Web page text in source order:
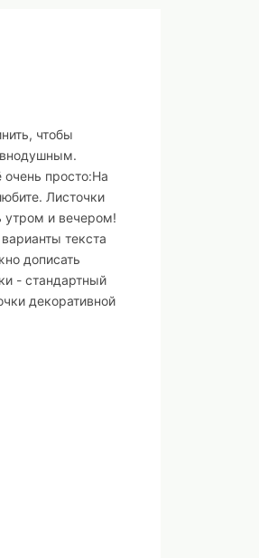
чтобы
просто:На
Листочки
утром и вечером!
текста
дописать
- стандартный
декоративной